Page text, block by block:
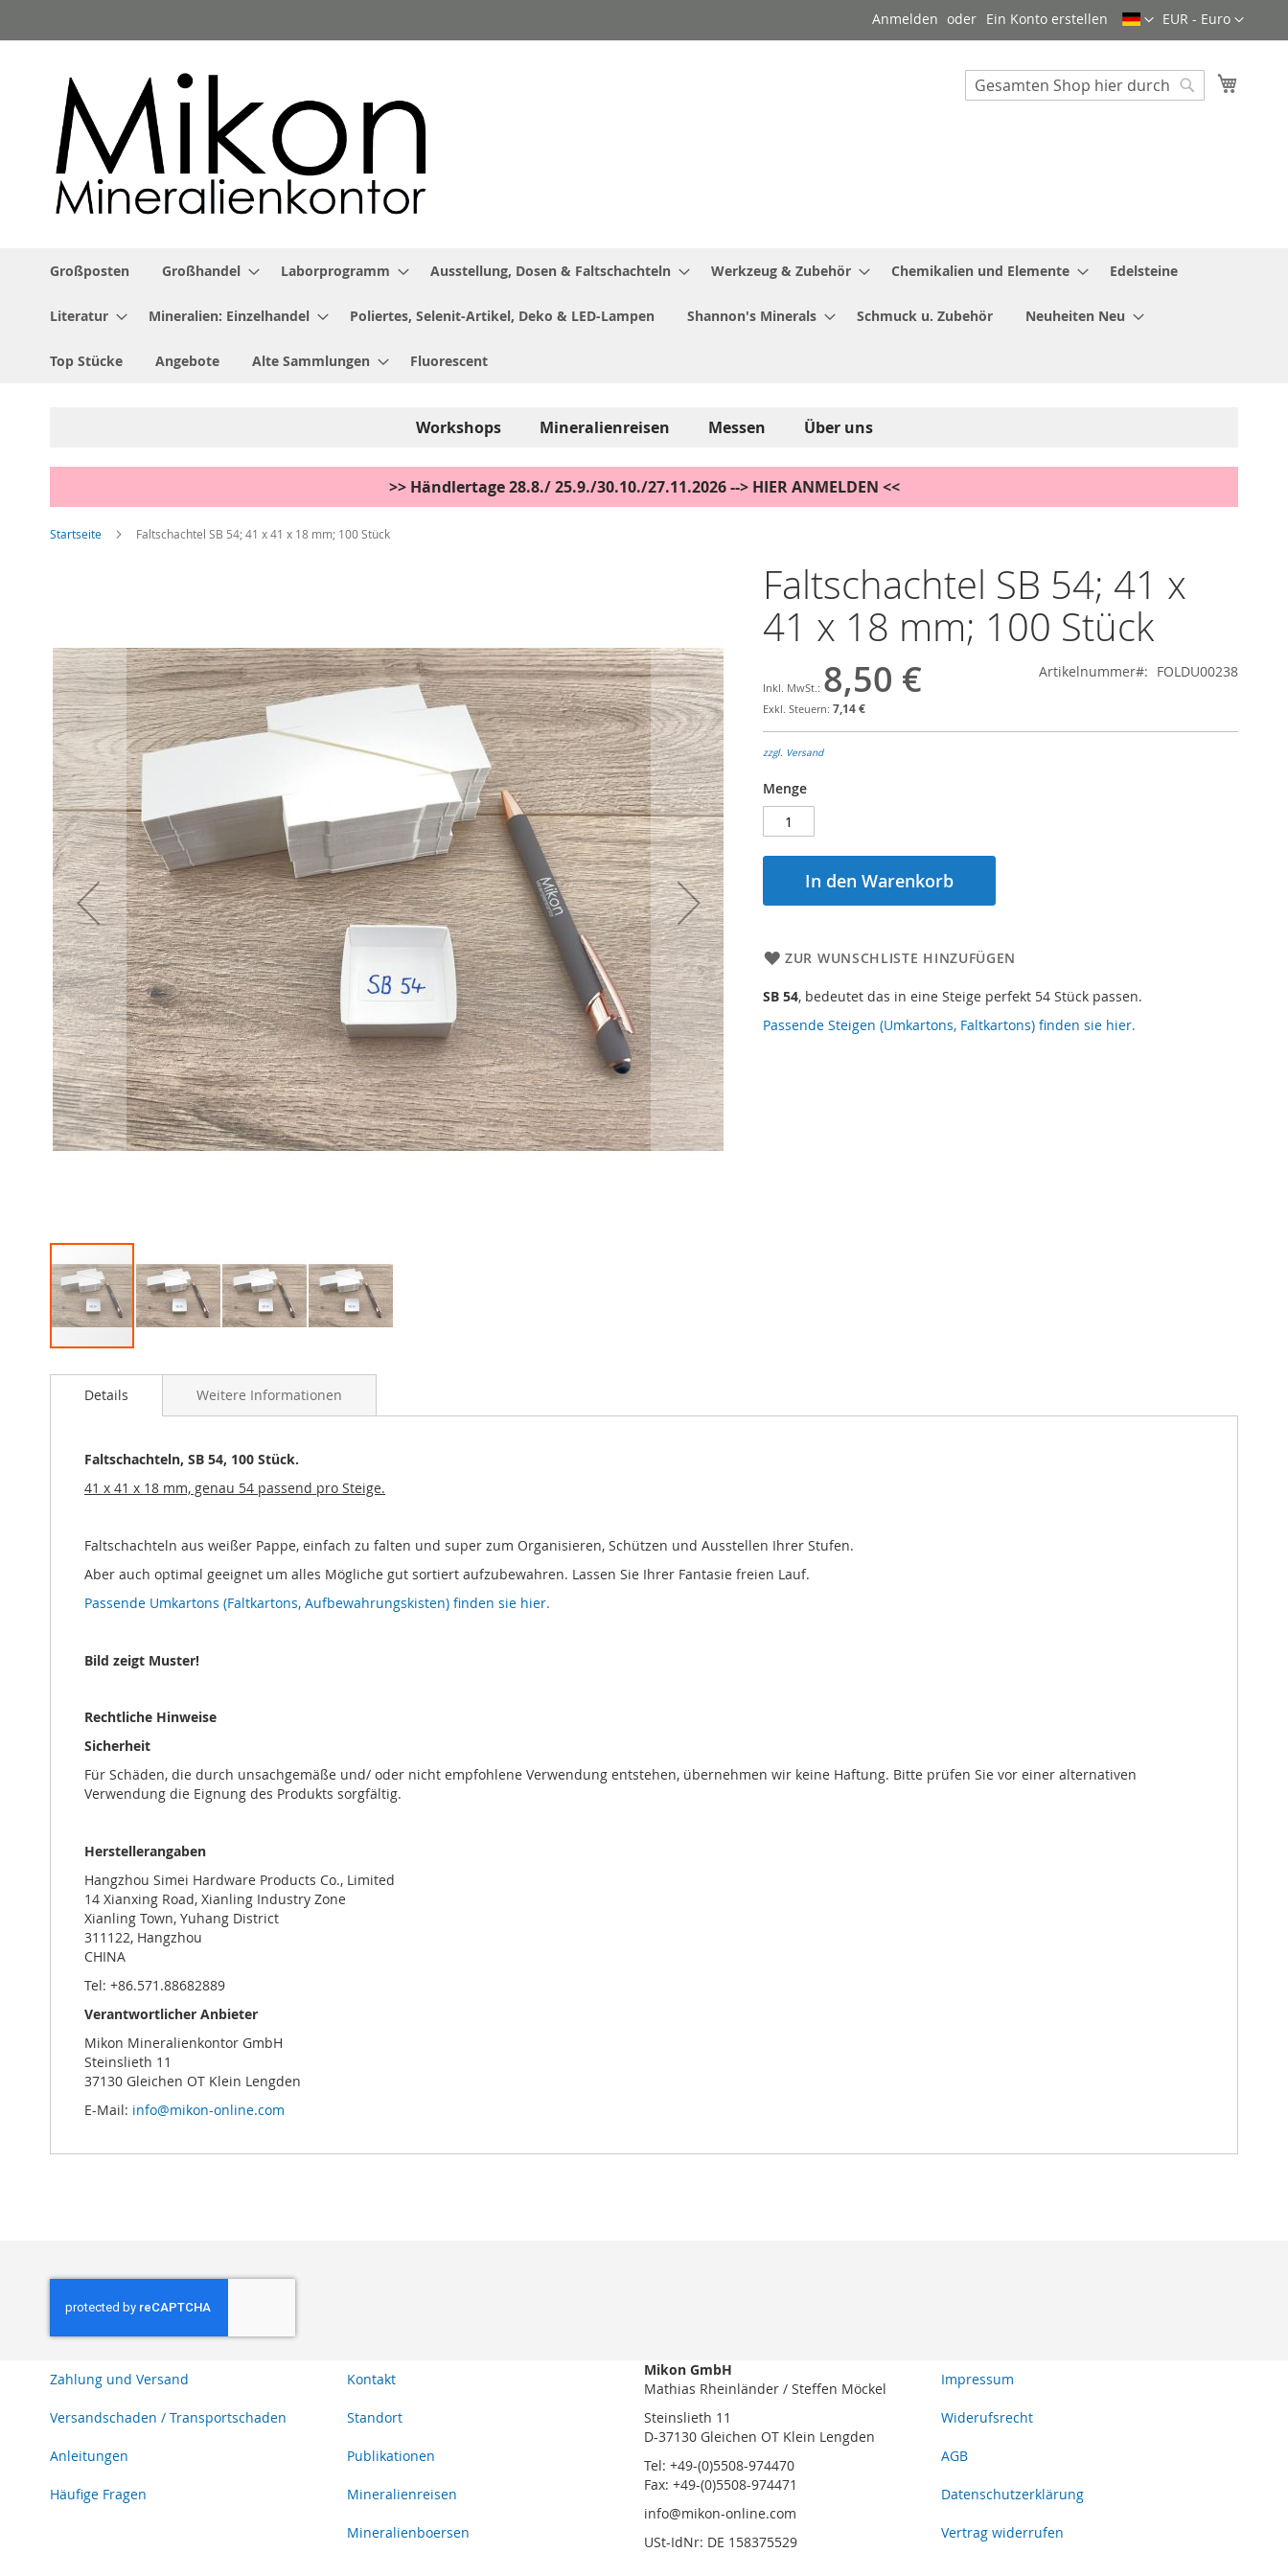
Inhalt
Währung
EUR - Euro
Sprache
Anmelden Ein Konto erstellen
Search
Großposten Großhandel Laborprogramm Ausstellung, Dosen & Faltschachteln Werkzeug & Zubehör Chemikalien und Elemente Edelsteine
Literatur Mineralien: Einzelhandel Poliertes, Selenit-Artikel, Deko & LED-Lampen Shannon's Minerals Schmuck u. Zubehör Neuheiten Neu
Top Stücke Angebote Alte Sammlungen Fluorescent
Workshops Mineralienreisen Messen Über uns
>> Händlertage 28.8./ 25.9./30.10./27.11.2026 --> HIER ANMELDEN <<
Startseite Faltschachtel SB 54; 41 x 41 x 18 mm; 100 Stück
springen
Anfang
Faltschachtel SB 54; 41 x
41 x 18 mm; 100 Stück
8,50 €
7,14 €
Artikelnummer FOLDU00238
zzgl. Versand
Menge
In den Warenkorb
ZUR WUNSCHLISTE HINZUFÜGEN
SB 54, bedeutet das in eine Steige perfekt 54 Stück passen.
Passende Steigen (Umkartons, Faltkartons) finden sie hier.
Details
Faltschachteln, SB 54, 100 Stück.
41 x 41 x 18 mm, genau 54 passend pro Steige.
Faltschachteln aus weißer Pappe, einfach zu falten und super zum Organisieren, Schützen und Ausstellen Ihrer Stufen.
Aber auch optimal geeignet um alles Mögliche gut sortiert aufzubewahren. Lassen Sie Ihrer Fantasie freien Lauf.
Passende Umkartons (Faltkartons, Aufbewahrungskisten) finden sie hier.
Bild zeigt Muster!
Rechtliche Hinweise
Sicherheit
Für Schäden, die durch unsachgemäße und/ oder nicht empfohlene Verwendung entstehen, übernehmen wir keine Haftung. Bitte prüfen Sie vor einer alternativen
Verwendung die Eignung des Produkts sorgfältig.
Herstellerangaben
Hangzhou Simei Hardware Products Co., Limited
14 Xianxing Road, Xianling Industry Zone
Xianling Town, Yuhang District
311122, Hangzhou
CHINA
Tel: +86.571.88682889
Verantwortlicher Anbieter
Mikon Mineralienkontor GmbH
Steinslieth 11
37130 Gleichen OT Klein Lengden
E-Mail: info@mikon-online.com
Weitere Informationen
Zahlung und Versand
Versandschaden / Transportschaden
Anleitungen
Häufige Fragen
Kontakt
Standort
Publikationen
Mineralienreisen
Mineralienboersen
Mikon GmbH
Mathias Rheinländer / Steffen Möckel
Steinslieth 11
D-37130 Gleichen OT Klein Lengden
Tel: +49-(0)5508-974470
Fax: +49-(0)5508-974471
info@mikon-online.com
USt-IdNr: DE 158375529
Impressum
Widerufsrecht
AGB
Datenschutzerklärung
Vertrag widerrufen